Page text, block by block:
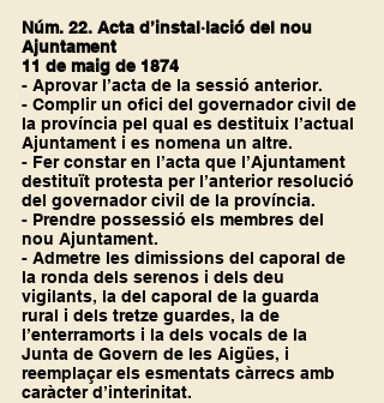
Núm. 22. Acta d’instal·lació del nou
Ajuntament
11 de maig de 1874
- Aprovar l’acta de la sessió anterior.
- Complir un ofici del governador civil de
la província pel qual es destituix l’actual
Ajuntament i es nomena un altre.
- Fer constar en l’acta que l’Ajuntament
destituït protesta per l’anterior resolució
del governador civil de la província.
- Prendre possessió els membres del
nou Ajuntament.
- Admetre les dimissions del caporal de
la ronda dels serenos i dels deu
vigilants, la del caporal de la guarda
rural i dels tretze guardes, la de
l’enterramorts i la dels vocals de la
Junta de Govern de les Aigües, i
reemplaçar els esmentats càrrecs amb
caràcter d’interinitat.